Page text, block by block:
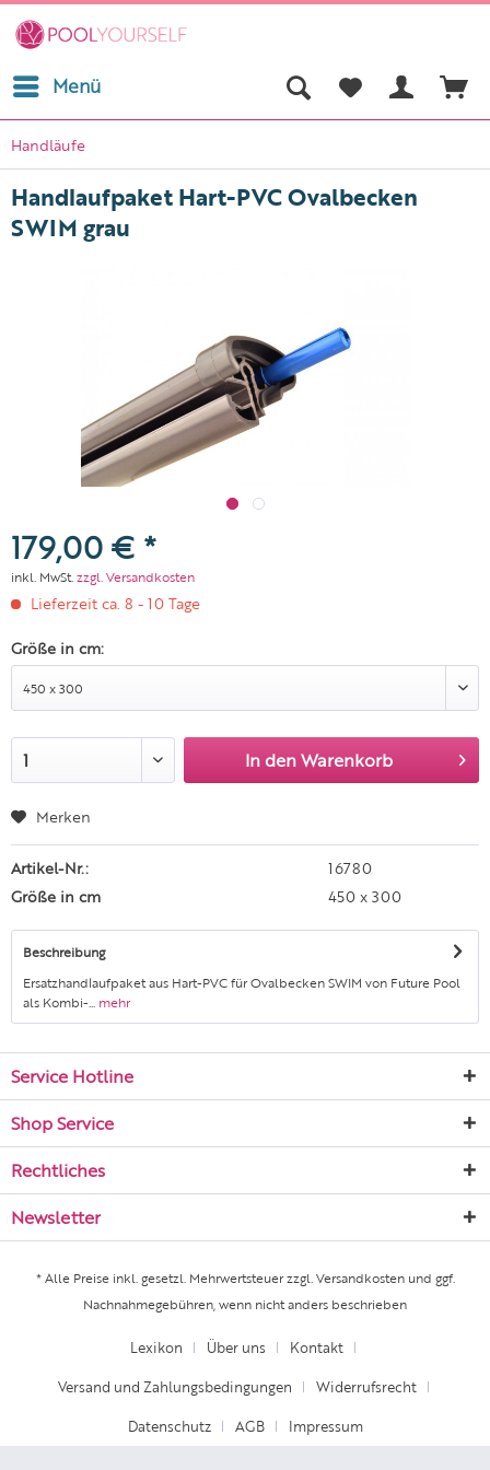
Menü
Handläufe
Handlaufpaket Hart-PVC Ovalbecken
SWIM grau
179,00 € *
inkl. MwSt. zzgl. Versandkosten
Lieferzeit ca. 8 - 10 Tage
Größe in cm:
In den Warenkorb
Merken
Artikel-Nr.:
16780
Größe in cm
450 x 300
Beschreibung
Ersatzhandlaufpaket aus Hart-PVC für Ovalbecken SWIM von Future Pool
als Kombi-...
mehr
Service Hotline
Shop Service
Rechtliches
Newsletter
* Alle Preise inkl. gesetzl. Mehrwertsteuer zzgl.Versandkostenund ggf.
Nachnahmegebühren, wenn nicht anders beschrieben
Lexikon Über uns Kontakt
Versand und Zahlungsbedingungen Widerrufsrecht
Datenschutz AGB Impressum